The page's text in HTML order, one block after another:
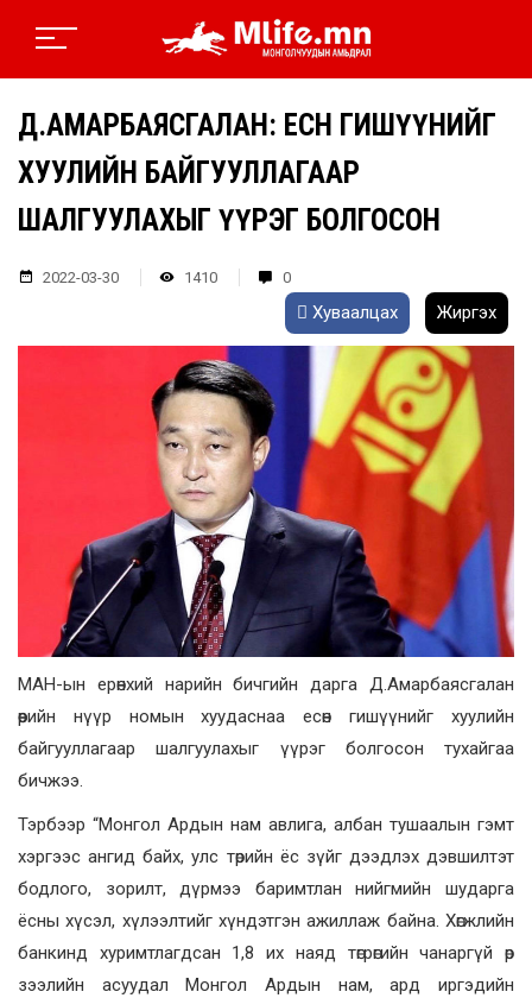
Д.АМАРБАЯСГАЛАН: ЕСӨН ГИШҮҮНИЙГ
ХУУЛИЙН БАЙГУУЛЛАГААР
ШАЛГУУЛАХЫГ ҮҮРЭГ БОЛГОСОН
2022-03-30 1410 0
Хуваалцах Жиргэх
МАН-ын ерөнхий нарийн бичгийн дарга Д.Амарбаясгалан
өөрийн нүүр номын хуудаснаа есөн гишүүнийг хуулийн
байгууллагаар шалгуулахыг үүрэг болгосон тухайгаа
бичжээ.
Тэрбээр “Монгол Ардын нам авлига, албан тушаалын гэмт
хэргээс ангид байх, улс төрийн ёс зүйг дээдлэх дэвшилтэт
бодлого, зорилт, дүрмээ баримтлан нийгмийн шударга
ёсны хүсэл, хүлээлтийг хүндэтгэн ажиллаж байна. Хөгжлийн
банкинд хуримтлагдсан 1,8 их наяд төгрөгийн чанаргүй өр
зээлийн асуудал Монгол Ардын нам, ард иргэдийн